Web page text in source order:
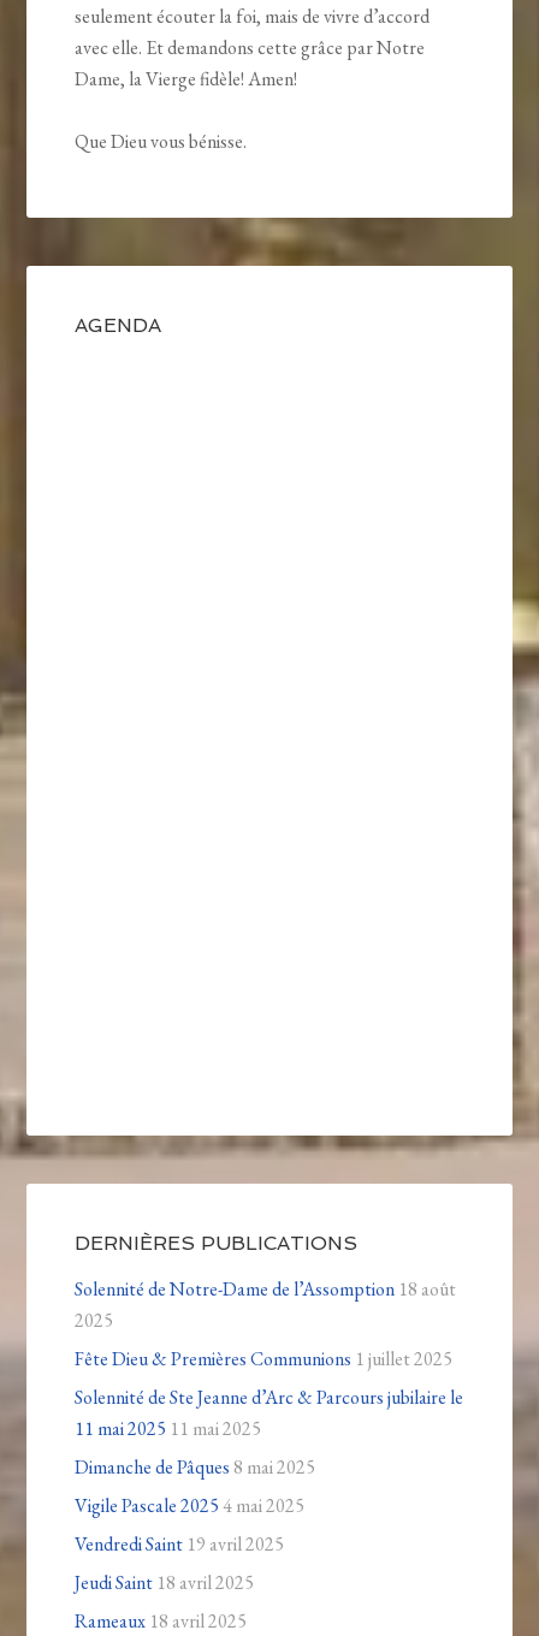
seulement écouter la foi, mais de vivre d’accord
avec elle. Et demandons cette grâce par Notre
Dame, la Vierge fidèle! Amen!
Que Dieu vous bénisse.
AGENDA
DERNIÈRES PUBLICATIONS
Solennité de Notre-Dame de l’Assomption 18 août
2025
Fête Dieu & Premières Communions 1 juillet 2025
Solennité de Ste Jeanne d’Arc & Parcours jubilaire le
11 mai 2025 11 mai 2025
Dimanche de Pâques 8 mai 2025
Vigile Pascale 2025 4 mai 2025
Vendredi Saint 19 avril 2025
Jeudi Saint 18 avril 2025
Rameaux 18 avril 2025